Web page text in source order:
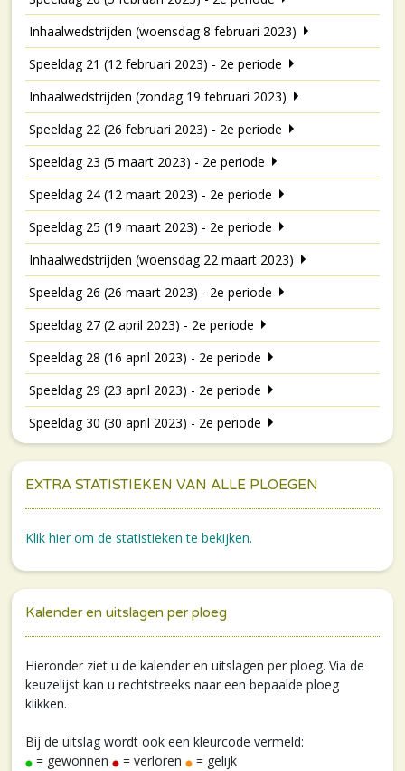
Inhaalwedstrijden (woensdag 8 februari 2023)
Speeldag 21 (12 februari 2023) - 2e periode
Inhaalwedstrijden (zondag 19 februari 2023)
Speeldag 22 (26 februari 2023) - 2e periode
Speeldag 23 (5 maart 2023) - 2e periode
Speeldag 24 (12 maart 2023) - 2e periode
Speeldag 25 (19 maart 2023) - 2e periode
Inhaalwedstrijden (woensdag 22 maart 2023)
Speeldag 26 (26 maart 2023) - 2e periode
Speeldag 27 (2 april 2023) - 2e periode
Speeldag 28 (16 april 2023) - 2e periode
Speeldag 29 (23 april 2023) - 2e periode
Speeldag 30 (30 april 2023) - 2e periode
EXTRA STATISTIEKEN VAN ALLE PLOEGEN
Klik hier om de statistieken te bekijken.
Kalender en uitslagen per ploeg
Hieronder ziet u de kalender en uitslagen per ploeg. Via de
keuzelijst kan u rechtstreeks naar een bepaalde ploeg
klikken.
Bij de uitslag wordt ook een kleurcode vermeld:
= gewonnen
= verloren = gelijk